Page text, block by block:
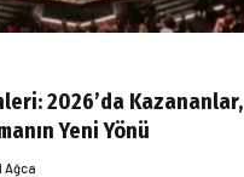
2026’da Kazananlar,
Yeni Yönü
Ağca